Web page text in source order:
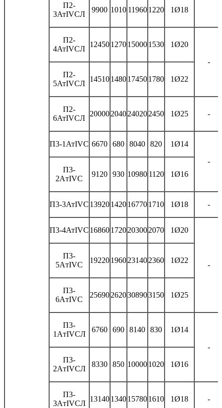
П2-
3АтIVСЛ
9900 1010 11960 1220 1Ø18
П2-
4АтIVСЛ
124501270150001530 1Ø20
-
П2-
5АтIVСЛ
145101480174501780 1Ø22
П2-
6АтIVСЛ
200002040240202450 1Ø25 -
П3-1АтIVС 6670 680 8040 820 1Ø14
-
П3-
2AтIVС
9120 930 10980 1120 1Ø16
П3-3АтIVС 139201420167701710 1Ø18 -
П3-4АтIVС 168601720203002070 1Ø20
-
П3-
5AтIVС
192201960231402360 1Ø22
П3-
6AтIVС
256902620308903150 1Ø25
П3-
1AтIVСЛ
6760 690 8140 830 1Ø14
-
П3-
2AтIVСЛ
8330 850 100001020 1Ø16
П3-
3AтIVСЛ
131401340157801610 1Ø18 -